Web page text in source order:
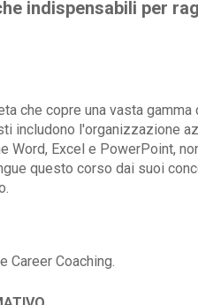
indispensabili per
che copre una vasta gamma
includono l'organizzazione
Excel e PowerPoint,
questo corso dai suoi
Career Coaching.